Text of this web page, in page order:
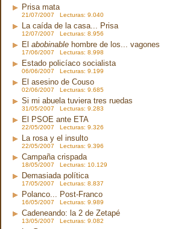
Prisa mata
21/07/2007 Lecturas: 9.040
La caída de la casa... Prisa
12/07/2007 Lecturas: 8.956
El abobinable hombre de los... vagones
17/06/2007 Lecturas: 8.998
Estado policíaco socialista
06/06/2007 Lecturas: 9.199
El asesino de Couso
02/06/2007 Lecturas: 9.685
Si mi abuela tuviera tres ruedas
31/05/2007 Lecturas: 9.283
El PSOE ante ETA
22/05/2007 Lecturas: 9.326
La rosa y el insulto
22/05/2007 Lecturas: 9.396
Campaña crispada
18/05/2007 Lecturas: 10.129
Demasiada política
17/05/2007 Lecturas: 8.837
Polanco... Post-Franco
16/05/2007 Lecturas: 9.989
Cadeneando: la 2 de Zetapé
13/05/2007 Lecturas: 9.082